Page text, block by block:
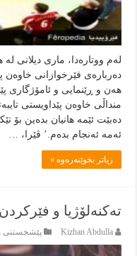
لەم ووتارەدا، ماری دیلانی
هەن و ڕێنمایی و ئامۆژگاری
منداڵی خاوەن پێداویستی
دەبێت ئێمە هانیان بدەین بۆ
ئەمە ئەنجام بدەم.’ ڤێرا، …
زياتر بخوێنەرەوە »
تەکنەلۆژیا و
Kizhan Abdulla پێشخستنى